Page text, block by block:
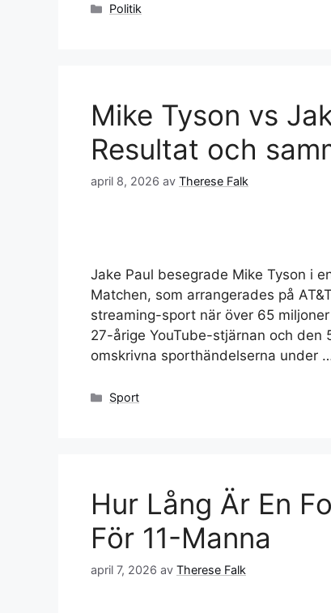
Kategorier
Politik
Mike Tyson vs
Resultat och
april 8, 2026 av Therese Falk
Jake Paul besegrade Mike Tyson i
Matchen, som arrangerades på
streaming-sport när över 65
27-årige YouTube-stjärnan och
omskrivna sporthändelserna under
Kategorier
Sport
Hur Lång Är En
För 11-Manna
april 7, 2026 av Therese Falk